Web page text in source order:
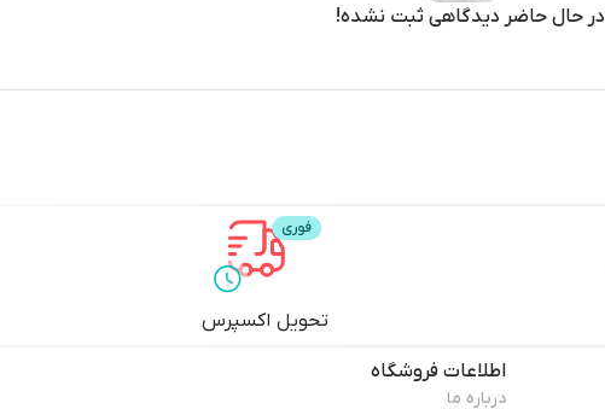
در حال حاضر دیدگاهی ثبت نشده!
تحویل اکسپرس
اطلاعات فروشگاه
درباره ما